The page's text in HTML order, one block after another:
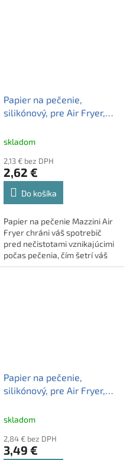
Papier na pečenie,
silikónový, pre Air Fryer,
MAZZINI "Premium"
skladom
2,13 € bez DPH
2,62 €
Do košíka
Papier na pečenie Mazzini Air
Fryer chráni váš spotrebič
pred nečistotami vznikajúcimi
počas pečenia, čím šetrí váš
čas.
Papier na pečenie,
silikónový, pre Air Fryer,
MAZZINI "Premium"
skladom
2,84 € bez DPH
3,49 €